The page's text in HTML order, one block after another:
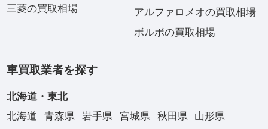
三菱の買取相場
アルファロメオの買取相場
ボルボの買取相場
車買取業者を探す
北海道・東北
北海道
青森県 岩手県 宮城県 秋田県
山形県